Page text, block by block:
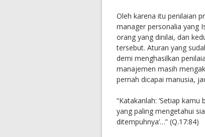
Oleh karena itu penilaian
manager personalia yang
orang yang dinilai, dan
tersebut. Aturan yang
demi menghasilkan
manajemen masih
pernah dicapai manusia,
“Katakanlah: ‘Setiap
yang paling mengetahui
ditempuhnya’…” (Q.17:84)